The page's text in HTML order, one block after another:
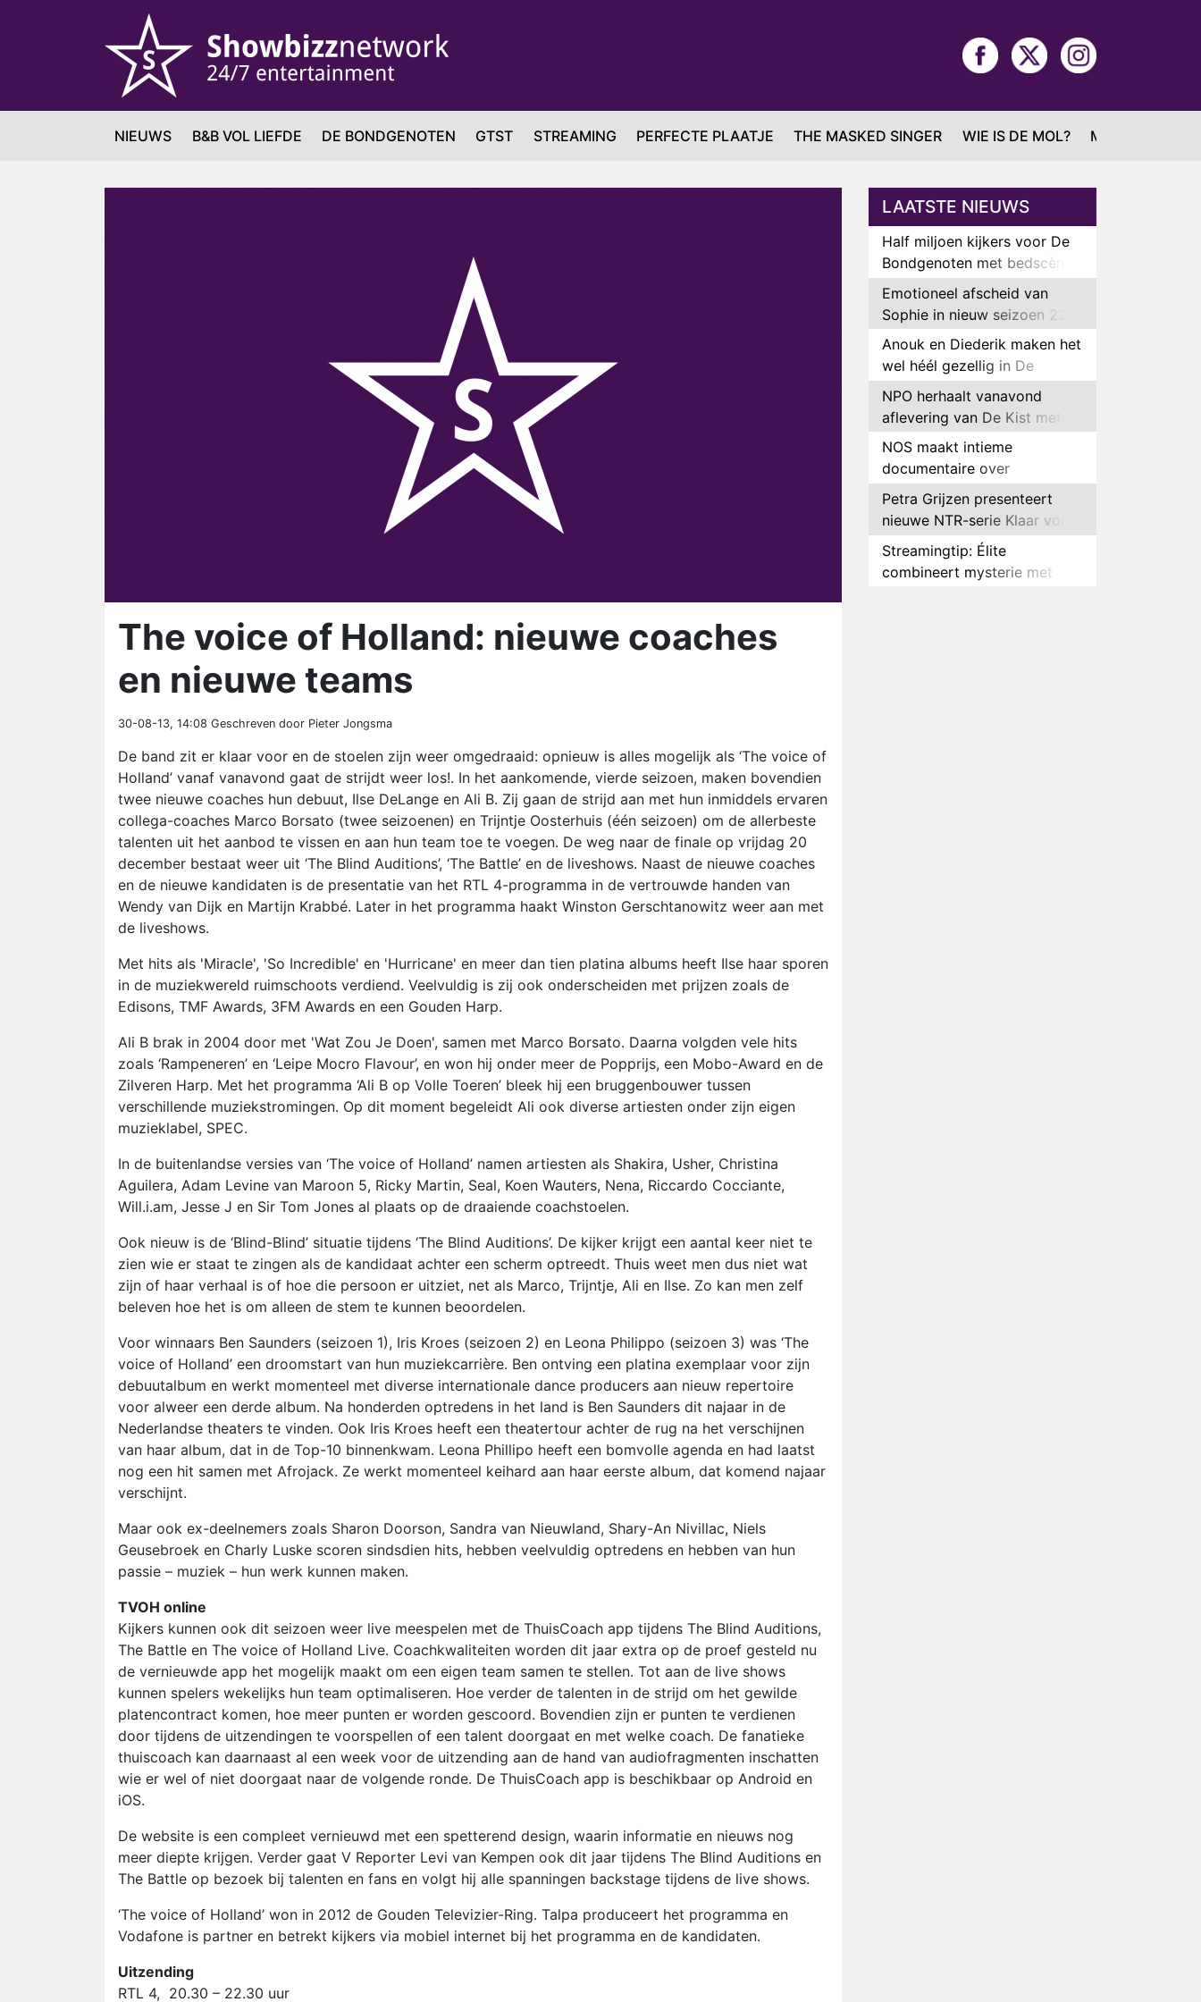
NIEUWS B&B VOL LIEFDE DE BONDGENOTEN GTST STREAMING PERFECTE PLAATJE THE MASKED SINGER WIE IS DE MOL? MAFS
The voice of Holland: nieuwe coaches
en nieuwe teams
30-08-13, 14:08 Geschreven door Pieter Jongsma
De band zit er klaar voor en de stoelen zijn weer omgedraaid: opnieuw is alles mogelijk als ‘The voice of
Holland’ vanaf vanavond gaat de strijdt weer los!. In het aankomende, vierde seizoen, maken bovendien
twee nieuwe coaches hun debuut, Ilse DeLange en Ali B. Zij gaan de strijd aan met hun inmiddels ervaren
collega-coaches Marco Borsato (twee seizoenen) en Trijntje Oosterhuis (één seizoen) om de allerbeste
talenten uit het aanbod te vissen en aan hun team toe te voegen. De weg naar de finale op vrijdag 20
december bestaat weer uit ‘The Blind Auditions’, ‘The Battle’ en de liveshows. Naast de nieuwe coaches
en de nieuwe kandidaten is de presentatie van het RTL 4-programma in de vertrouwde handen van
Wendy van Dijk en Martijn Krabbé. Later in het programma haakt Winston Gerschtanowitz weer aan met
de liveshows.
Met hits als 'Miracle', 'So Incredible' en 'Hurricane' en meer dan tien platina albums heeft Ilse haar sporen
in de muziekwereld ruimschoots verdiend. Veelvuldig is zij ook onderscheiden met prijzen zoals de
Edisons, TMF Awards, 3FM Awards en een Gouden Harp.
Ali B brak in 2004 door met 'Wat Zou Je Doen', samen met Marco Borsato. Daarna volgden vele hits
zoals ‘Rampeneren’ en ‘Leipe Mocro Flavour’, en won hij onder meer de Popprijs, een Mobo-Award en de
Zilveren Harp. Met het programma ‘Ali B op Volle Toeren’ bleek hij een bruggenbouwer tussen
verschillende muziekstromingen. Op dit moment begeleidt Ali ook diverse artiesten onder zijn eigen
muzieklabel, SPEC.
In de buitenlandse versies van ‘The voice of Holland’ namen artiesten als Shakira, Usher, Christina
Aguilera, Adam Levine van Maroon 5, Ricky Martin, Seal, Koen Wauters, Nena, Riccardo Cocciante,
Will.i.am, Jesse J en Sir Tom Jones al plaats op de draaiende coachstoelen.
Ook nieuw is de ‘Blind-Blind’ situatie tijdens ‘The Blind Auditions’. De kijker krijgt een aantal keer niet te
zien wie er staat te zingen als de kandidaat achter een scherm optreedt. Thuis weet men dus niet wat
zijn of haar verhaal is of hoe die persoon er uitziet, net als Marco, Trijntje, Ali en Ilse. Zo kan men zelf
beleven hoe het is om alleen de stem te kunnen beoordelen.
Voor winnaars Ben Saunders (seizoen 1), Iris Kroes (seizoen 2) en Leona Philippo (seizoen 3) was ‘The
voice of Holland’ een droomstart van hun muziekcarrière. Ben ontving een platina exemplaar voor zijn
debuutalbum en werkt momenteel met diverse internationale dance producers aan nieuw repertoire
voor alweer een derde album. Na honderden optredens in het land is Ben Saunders dit najaar in de
Nederlandse theaters te vinden. Ook Iris Kroes heeft een theatertour achter de rug na het verschijnen
van haar album, dat in de Top-10 binnenkwam. Leona Phillipo heeft een bomvolle agenda en had laatst
nog een hit samen met Afrojack. Ze werkt momenteel keihard aan haar eerste album, dat komend najaar
verschijnt.
Maar ook ex-deelnemers zoals Sharon Doorson, Sandra van Nieuwland, Shary-An Nivillac, Niels
Geusebroek en Charly Luske scoren sindsdien hits, hebben veelvuldig optredens en hebben van hun
passie – muziek – hun werk kunnen maken.
TVOH online
Kijkers kunnen ook dit seizoen weer live meespelen met de ThuisCoach app tijdens The Blind Auditions,
The Battle en The voice of Holland Live. Coachkwaliteiten worden dit jaar extra op de proef gesteld nu
de vernieuwde app het mogelijk maakt om een eigen team samen te stellen. Tot aan de live shows
kunnen spelers wekelijks hun team optimaliseren. Hoe verder de talenten in de strijd om het gewilde
platencontract komen, hoe meer punten er worden gescoord. Bovendien zijn er punten te verdienen
door tijdens de uitzendingen te voorspellen of een talent doorgaat en met welke coach. De fanatieke
thuiscoach kan daarnaast al een week voor de uitzending aan de hand van audiofragmenten inschatten
wie er wel of niet doorgaat naar de volgende ronde. De ThuisCoach app is beschikbaar op Android en
iOS.
De website is een compleet vernieuwd met een spetterend design, waarin informatie en nieuws nog
meer diepte krijgen. Verder gaat V Reporter Levi van Kempen ook dit jaar tijdens The Blind Auditions en
The Battle op bezoek bij talenten en fans en volgt hij alle spanningen backstage tijdens de live shows.
‘The voice of Holland’ won in 2012 de Gouden Televizier-Ring. Talpa produceert het programma en
Vodafone is partner en betrekt kijkers via mobiel internet bij het programma en de kandidaten.
Uitzending
RTL 4, 20.30 – 22.30 uur
LAATSTE NIEUWS
Half miljoen kijkers voor De
Bondgenoten met bedscène
van Anouk en Diederik
Emotioneel afscheid van
Sophie in nieuw seizoen 22
Kids and Counting
Anouk en Diederik maken het
wel héél gezellig in De
Bondgenoten
NPO herhaalt vanavond
aflevering van De Kist met
Peter Faber
NOS maakt intieme
documentaire over
hockeyster Yibbi Jansen
Petra Grijzen presenteert
nieuwe NTR-serie Klaar voor
de oorlog
Streamingtip: Élite
combineert mysterie met